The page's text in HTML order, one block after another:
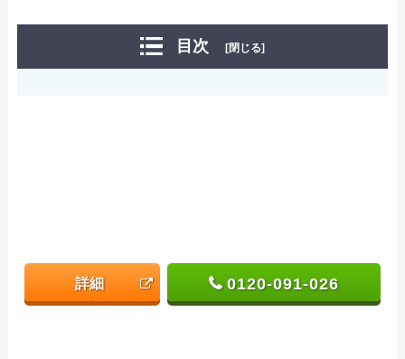
目次 [閉じる]
詳細 0120-091-026